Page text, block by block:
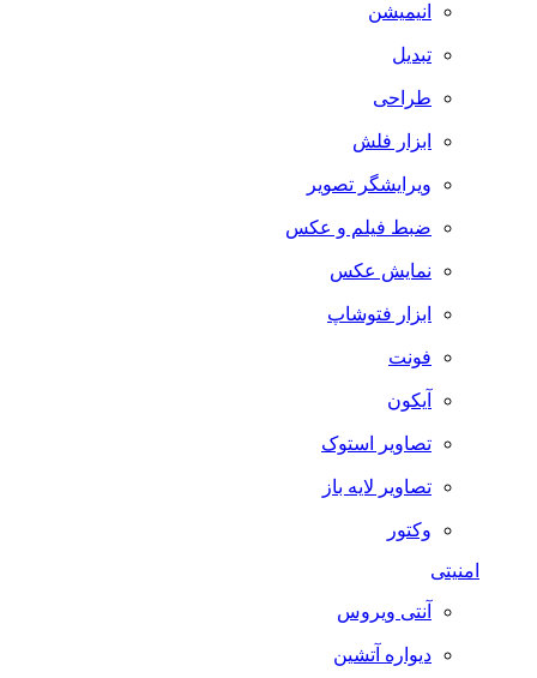
انیمیشن
تبدیل
طراحی
ابزار فلش
ویرایشگر تصویر
ضبط فيلم و عكس
نمایش عکس
ابزار فتوشاپ
فونت
آیکون
تصاویر استوک
تصاویر لایه باز
وکتور
امنیتی
آنتی ویروس
دیواره آتشین